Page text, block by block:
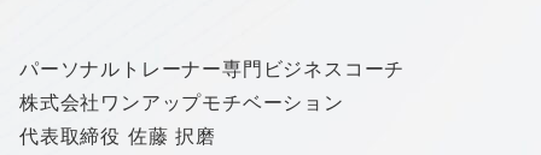
パーソナルトレーナー専門ビジネスコーチ
株式会社 ワンアップモチベーション
代表取締役 佐藤 択磨